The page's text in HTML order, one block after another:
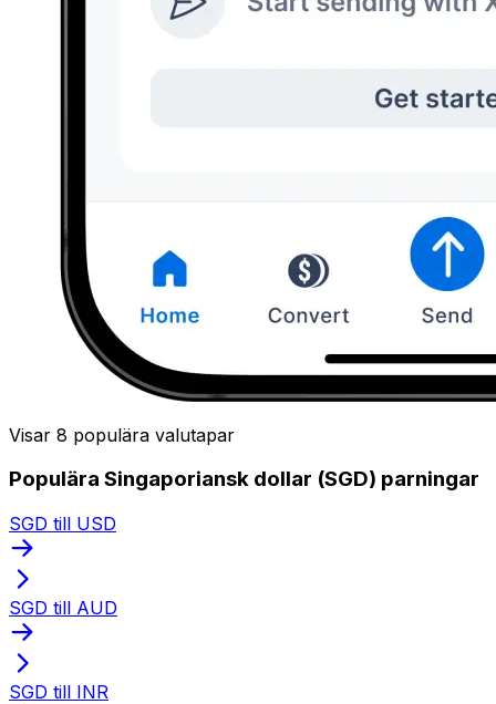
Visar 8 populära valutapar
Populära Singaporiansk dollar (SGD) parningar
SGD till USD
SGD till AUD
SGD till INR